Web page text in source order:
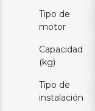
Tipo de
motor
Capacidad
(kg)
Tipo de
instalación